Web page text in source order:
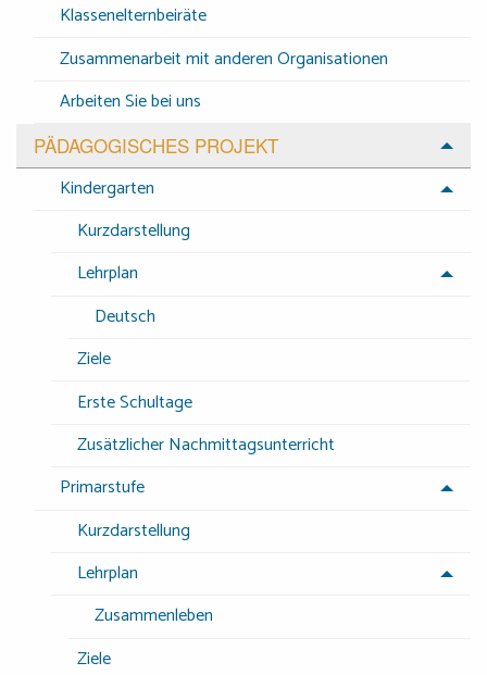
Klassenelternbeiräte
Zusammenarbeit mit anderen Organisationen
Arbeiten Sie bei uns
PÄDAGOGISCHES PROJEKT
Kindergarten
Kurzdarstellung
Lehrplan
Deutsch
Ziele
Erste Schultage
Zusätzlicher Nachmittagsunterricht
Primarstufe
Kurzdarstellung
Lehrplan
Zusammenleben
Ziele